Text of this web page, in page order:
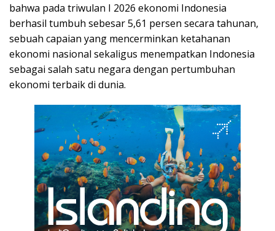
bahwa pada triwulan I 2026 ekonomi Indonesia
berhasil tumbuh sebesar 5,61 persen secara tahunan,
sebuah capaian yang mencerminkan ketahanan
ekonomi nasional sekaligus menempatkan Indonesia
sebagai salah satu negara dengan pertumbuhan
ekonomi terbaik di dunia.